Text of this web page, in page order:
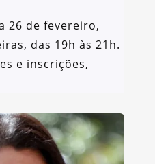
26 de fevereiro,
das 19h às 21h.
e inscrições,